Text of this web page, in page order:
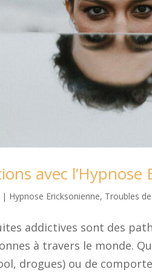
avec l’Hypnose
| Hypnose Ericksonienne, Troubles
addictives sont des
à travers le monde.
drogues) ou de